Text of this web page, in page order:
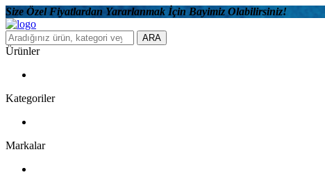
Size Özel Fiyatlardan Yararlanmak İçin Bayimiz Olabilirsiniz!
ARA
Ürünler
Kategoriler
Markalar